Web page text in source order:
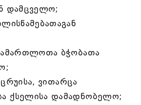
დამცველო;
ბჭობათა
ვითარცა
ქსელისა დამადნობელო;